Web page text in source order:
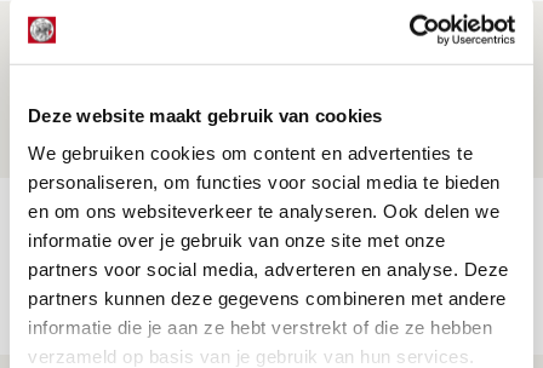
Deze website maakt gebruik van cookies
We gebruiken cookies om content en advertenties te
personaliseren, om functies voor social media te bieden
en om ons websiteverkeer te analyseren. Ook delen we
informatie over je gebruik van onze site met onze
partners voor social media, adverteren en analyse. Deze
partners kunnen deze gegevens combineren met andere
informatie die je aan ze hebt verstrekt of die ze hebben
verzameld op basis van je gebruik van hun services.
Word ballenjongen of -meid bij Jong
Ajax - Helmond Sport!
06 AUGUSTUS 2026 - 13:13
Reis jij als mascotte mee naar uitduel
met Telstar?
PRIJSVRAAG